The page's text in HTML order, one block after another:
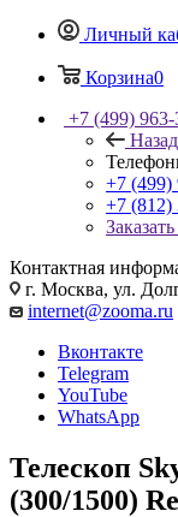
Личный
Корзина0
+7 (499)
Назад
+7 (499)
+7 (812)
Контактная
г. Москва, ул.
internet@zooma.ru
Вконтакте
Telegram
YouTube
WhatsApp
Телескоп
(300/1500)